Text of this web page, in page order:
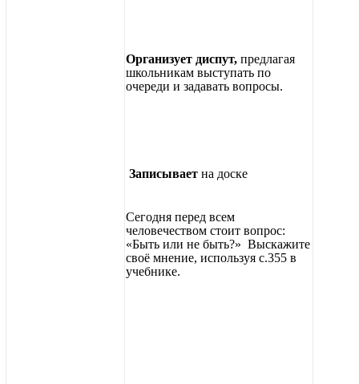
Организует диспут, предлагая
школьникам выступать по
очереди и задавать вопросы.
Записывает на доске
Сегодня перед всем
человечеством стоит вопрос:
«Быть или не быть?» Выскажите
своё мнение, используя с.355 в
учебнике.